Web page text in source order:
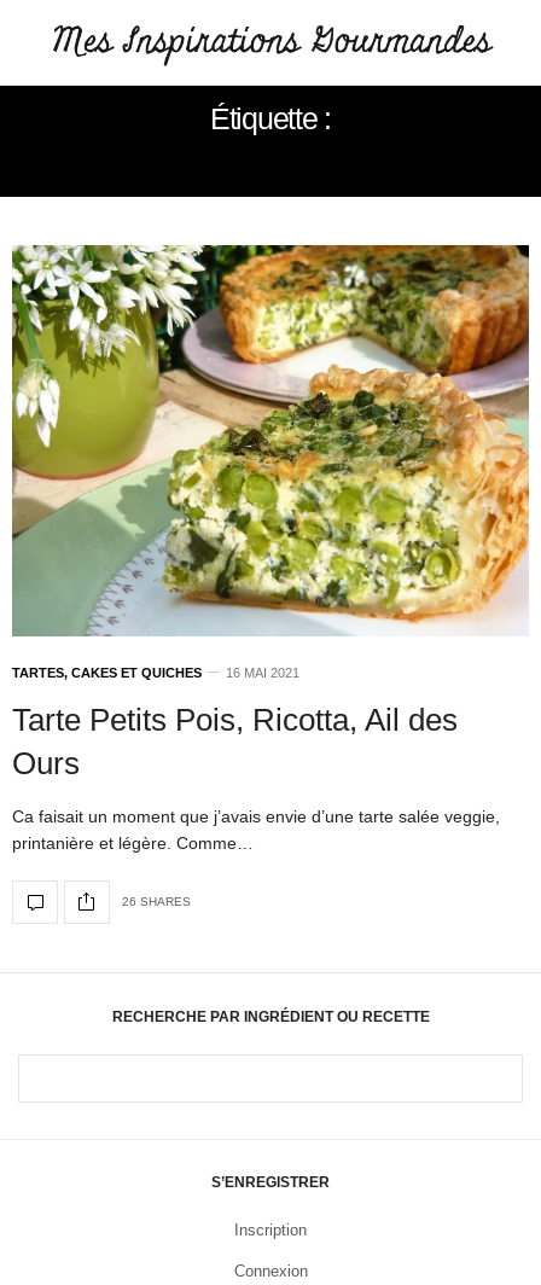
Étiquette :
TARTES, CAKES ET QUICHES 16 MAI 2021
Tarte Petits Pois, Ricotta, Ail des
Ours
Ca faisait un moment que j’avais envie d’une tarte salée veggie,
printanière et légère. Comme…
26 SHARES
RECHERCHE PAR INGRÉDIENT OU RECETTE
S’ENREGISTRER
Inscription
Connexion